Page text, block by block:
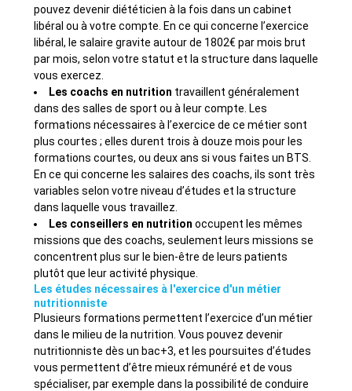
pouvez devenir diététicien à la fois dans un cabinet
libéral ou à votre compte. En ce qui concerne l’exercice
libéral, le salaire gravite autour de 1802€ par mois brut
par mois, selon votre statut et la structure dans laquelle
vous exercez.
Les coachs en nutrition travaillent généralement
dans des salles de sport ou à leur compte. Les
formations nécessaires à l’exercice de ce métier sont
plus courtes ; elles durent trois à douze mois pour les
formations courtes, ou deux ans si vous faites un BTS.
En ce qui concerne les salaires des coachs, ils sont très
variables selon votre niveau d’études et la structure
dans laquelle vous travaillez.
Les conseillers en nutrition occupent les mêmes
missions que des coachs, seulement leurs missions se
concentrent plus sur le bien-être de leurs patients
plutôt que leur activité physique.
Les études nécessaires à l'exercice d'un métier
nutritionniste
Plusieurs formations permettent l’exercice d’un métier
dans le milieu de la nutrition. Vous pouvez devenir
nutritionniste dès un bac+3, et les poursuites d’études
vous permettent d’être mieux rémunéré et de vous
spécialiser, par exemple dans la possibilité de conduire